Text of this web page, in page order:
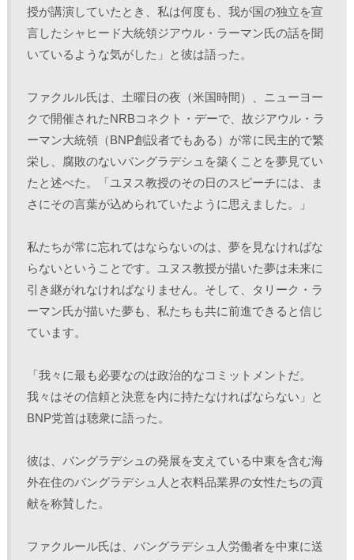
開
ま
す
)
新
い
ウ
ィ
ン
開
ま
す
)
で
き
ま
す
)
授が講演していたとき、私は何度も、我が国の独立を宣
言したシャヒード大統領ジアウル・ラーマン氏の話を聞
いているような気がした」と彼は語った。
ファクルル氏は、土曜日の夜（米国時間）、ニューヨー
クで開催されたNRBコネクト・デーで、故ジアウル・ラ
ーマン大統領（BNP創設者でもある）が常に民主的で繁
栄し、腐敗のないバングラデシュを築くことを夢見てい
たと述べた。「ユヌス教授のその日のスピーチには、ま
さにその言葉が込められていたように思えました。」
私たちが常に忘れてはならないのは、夢を見なければな
らないということです。ユヌス教授が描いた夢は未来に
引き継がれなければなりません。そして、タリーク・ラ
ーマン氏が描いた夢も、私たちも共に前進できると信じ
ています。
「我々に最も必要なのは政治的なコミットメントだ。
我々はその信頼と決意を内に持たなければならない」と
BNP党首は聴衆に語った。
彼は、バングラデシュの発展を支えている中東を含む海
外在住のバングラデシュ人と衣料品業界の女性たちの貢
献を称賛した。
ファクルール氏は、バングラデシュ人労働者を中東に送